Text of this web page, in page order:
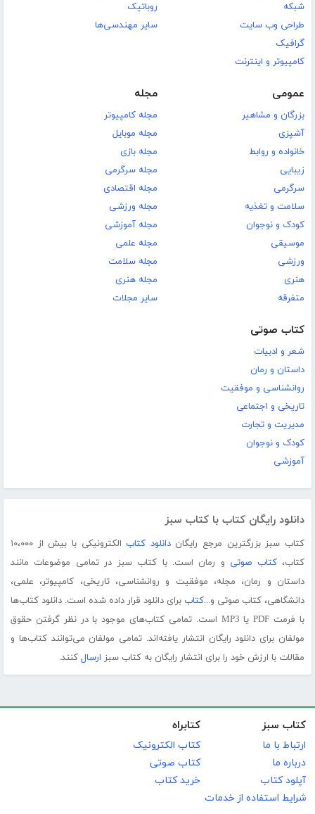
شبکه
طراحی وب سایت
گرافیک
کامپیوتر و اینترنت
روباتیک
سایر مهندسی‌ها
عمومی
بزرگان و مشاهیر
آشپزی
خانواده و روابط
زیبایی
سرگرمی
سلامت و تغذیه
کودک و نوجوان
موسیقی
ورزشی
هنری
متفرقه
مجله
مجله کامپیوتر
مجله موبایل
مجله بازی
مجله سرگرمی
مجله اقتصادی
مجله ورزشی
مجله آموزشی
مجله علمی
مجله سلامت
مجله هنری
سایر مجلات
کتاب صوتی
شعر و ادبیات
داستان و رمان
روانشناسی و موفقیت
تاریخی و اجتماعی
مدیریت و تجارت
کودک و نوجوان
آموزشی
دانلود رایگان کتاب با کتاب سبز
کتاب سبز بزرگترین مرجع رایگاندانلود کتاب
الکترونیکی با بیش از ۱۰،۰۰۰
کتاب،کتاب صوتی و رمان است. با کتاب سبز در تمامی موضوعات مانند
داستان و رمان، مجله، موفقیت و روانشناسی، تاریخی، کامپیوتر، علمی،
دانشگاهی، کتاب صوتی و...کتاب برای دانلود قرار داده شده است. دانلود کتاب‌ها
با فرمت PDF یا MP3 است. تمامی کتاب‌های موجود با در نظر گرفتن حقوق
مولفان برای دانلود رایگان انتشار یافته‌اند. تمامی مولفان می‌توانند کتاب‌ها و
مقالات با ارزش خود را برای انتشار رایگان به کتاب سبز ارسال کنند.
کتاب سبز
ارتباط با ما
درباره ما
آپلود کتاب
شرایط استفاده از خدمات
کتابراه
کتاب الکترونیک
کتاب صوتی
خرید کتاب